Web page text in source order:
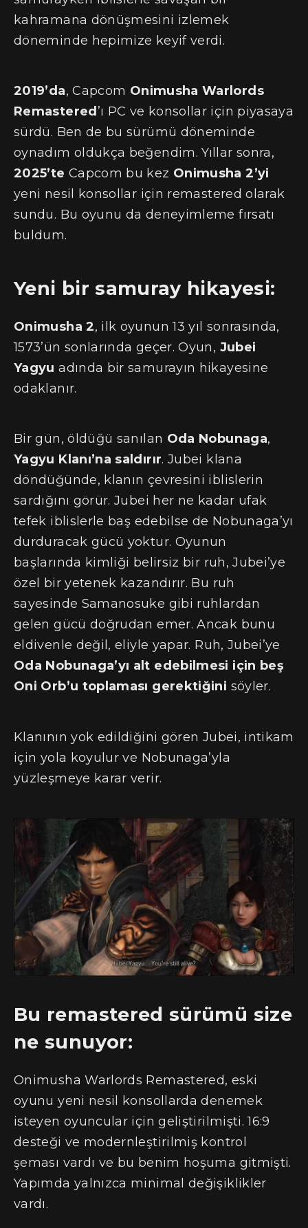
kahramana dönüşmesini izlemek
döneminde hepimize keyif verdi.
2019’da, Capcom Onimusha Warlords
Remastered ’ı PC ve konsollar için piyasaya
sürdü. Ben de bu sürümü döneminde
oynadım oldukça beğendim. Yıllar sonra,
2025’te Capcom bu kez Onimusha 2’yi
yeni nesil konsollar için remastered olarak
sundu. Bu oyunu da deneyimleme fırsatı
buldum.
Yeni bir samuray hikayesi:
Onimusha 2, ilk oyunun 13 yıl sonrasında,
1573’ün sonlarında geçer. Oyun, Jubei
Yagyu adında bir samurayın hikayesine
odaklanır.
Bir gün, öldüğü sanılan Oda Nobunaga,
Yagyu Klanı’na saldırır. Jubei klana
döndüğünde, klanın çevresini iblislerin
sardığını görür. Jubei her ne kadar ufak
tefek iblislerle baş edebilse de Nobunaga’yı
durduracak gücü yoktur. Oyunun
başlarında kimliği belirsiz bir ruh, Jubei’ye
özel bir yetenek kazandırır. Bu ruh
sayesinde Samanosuke gibi ruhlardan
gelen gücü doğrudan emer. Ancak bunu
eldivenle değil, eliyle yapar. Ruh, Jubei’ye
Oda Nobunaga’yı alt edebilmesi için beş
Oni Orb’u toplaması gerektiğini söyler.
Klanının yok edildiğini gören Jubei, intikam
için yola koyulur ve Nobunaga’yla
yüzleşmeye karar verir.
Bu remastered sürümü size
ne sunuyor:
Onimusha Warlords Remastered, eski
oyunu yeni nesil konsollarda denemek
isteyen oyuncular için geliştirilmişti. 16:9
desteği ve modernleştirilmiş kontrol
şeması vardı ve bu benim hoşuma gitmişti.
Yapımda yalnızca minimal değişiklikler
vardı.